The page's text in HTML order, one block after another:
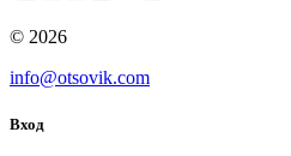
© 2026
info@otsovik.com
Вход